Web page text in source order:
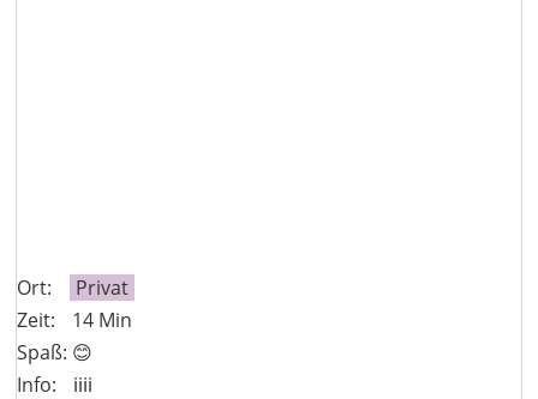
Ort:
Privat
Zeit:
14 Min
Spaß: 😊
Info:
ℹ️ℹ️ℹ️ℹ️